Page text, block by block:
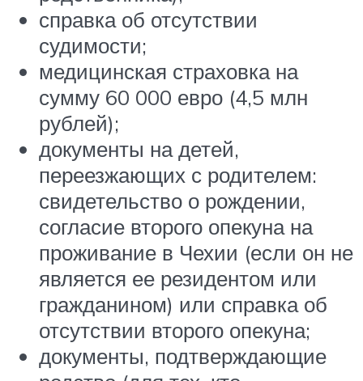
справка об отсутствии
судимости;
медицинская страховка на
сумму 60 000 евро (4,5 млн
рублей);
документы на детей,
переезжающих с родителем:
свидетельство о рождении,
согласие второго опекуна на
проживание в Чехии (если он не
является ее резидентом или
гражданином) или справка об
отсутствии второго опекуна;
документы, подтверждающие